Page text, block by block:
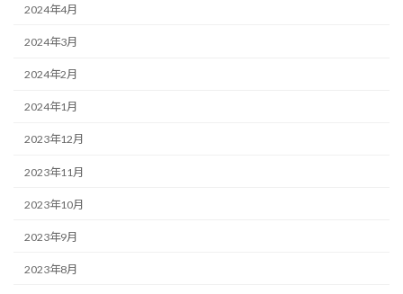
2024年4月
2024年3月
2024年2月
2024年1月
2023年12月
2023年11月
2023年10月
2023年9月
2023年8月